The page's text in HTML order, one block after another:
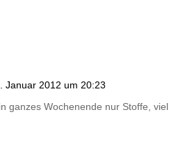
Januar 2012 um 20:23
ganzes Wochenende nur Stoffe,